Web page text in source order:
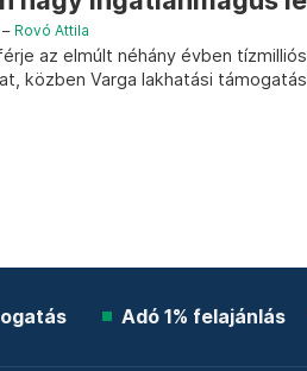
Rovó Attila
az elmúlt néhány évben
közben Varga lakhatási
Adó 1% felajánlás